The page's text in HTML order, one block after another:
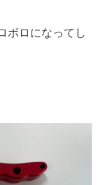
ボロになってし